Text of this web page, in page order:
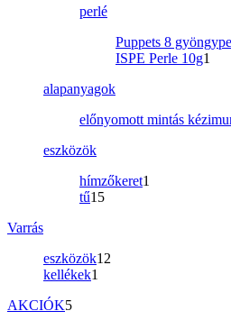
perlé
Puppets 8
ISPE Perle 10g1
alapanyagok
előnyomott mintás
eszközök
hímzőkeret1
tű15
Varrás
eszközök12
kellékek1
AKCIÓK5